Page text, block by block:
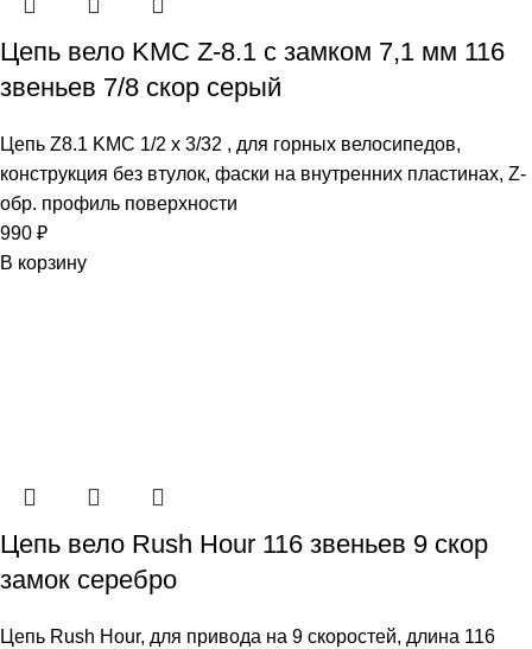
Цепь вело KMC Z-8.1 с замком 7,1 мм 116
звеньев 7/8 скор серый
Цепь Z8.1 KMC 1/2 x 3/32 , для горных велосипедов,
конструкция без втулок, фаски на внутренних пластинах, Z-
обр. профиль поверхности
990 ₽
В корзину
Цепь вело Rush Hour 116 звеньев 9 скор
замок серебро
Цепь Rush Hour, для привода на 9 скоростей, длина 116